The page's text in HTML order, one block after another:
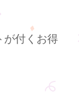
が付くお得